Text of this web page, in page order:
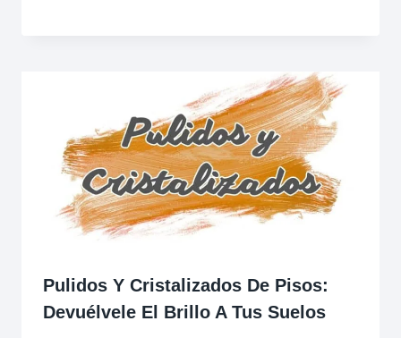
Pulidos Y Cristalizados De Pisos:
Devuélvele El Brillo A Tus Suelos